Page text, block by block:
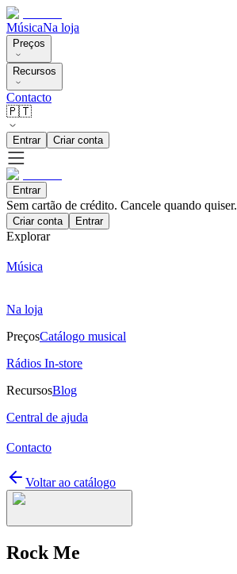
MúsicaNa loja
Preços
Recursos
Contacto
🇵🇹
Entrar Criar conta
Entrar
Sem cartão de crédito. Cancele quando quiser.
Criar conta Entrar
Explorar
Música
Na loja
PreçosCatálogo musical
Rádios In-store
RecursosBlog
Central de ajuda
Contacto
Voltar ao catálogo
Rock Me